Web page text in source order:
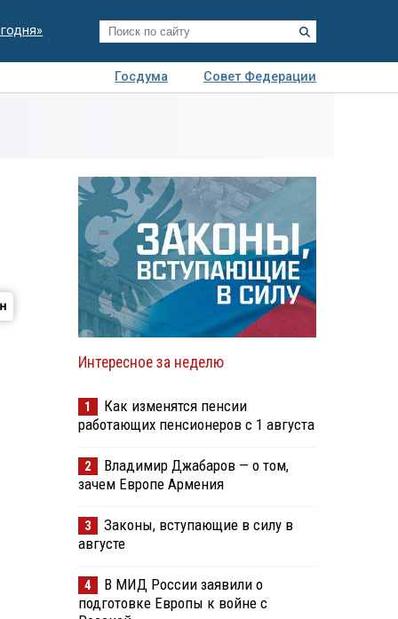
Госдума
Совет Федерации
Интересное за неделю
1
Как изменятся пенсии
работающих пенсионеров с 1 августа
2
Владимир Джабаров — о том,
зачем Европе Армения
3
Законы, вступающие в силу в
августе
4
В МИД России заявили о
подготовке Европы к войне с